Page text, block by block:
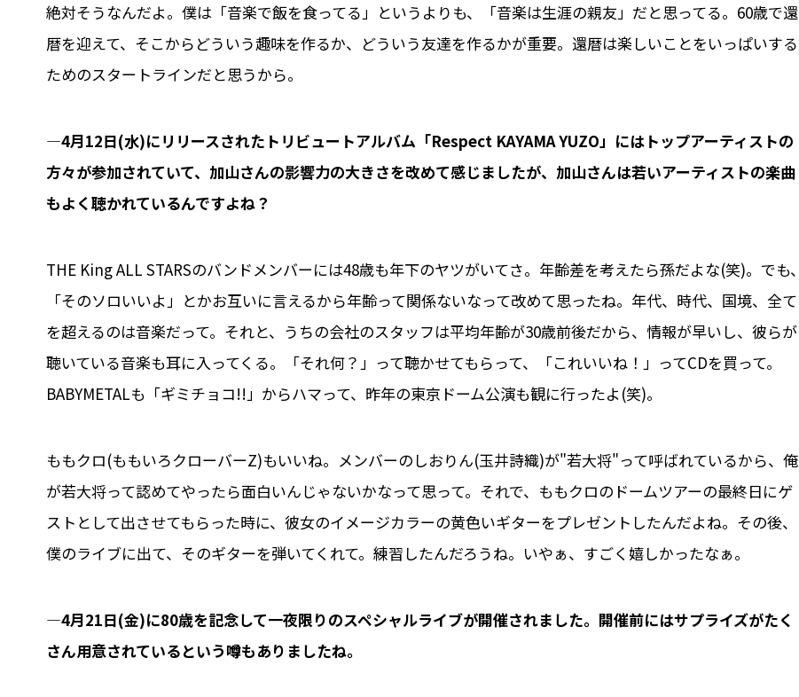
絶対そうなんだよ。僕は「音楽で飯を食ってる」というよりも、「音楽は生涯の親友」だと思ってる。60歳で還
暦を迎えて、そこからどういう趣味を作るか、どういう友達を作るかが重要。還暦は楽しいことをいっぱいする
ためのスタートラインだと思うから。
―4月12日(水)にリリースされたトリビュートアルバム「Respect KAYAMA YUZO」にはトップアーティストの
方々が参加されていて、加山さんの影響力の大きさを改めて感じましたが、加山さんは若いアーティストの楽曲
もよく聴かれているんですよね？
THE King ALL STARSのバンドメンバーには48歳も年下のヤツがいてさ。年齢差を考えたら孫だよな(笑)。でも、
「そのソロいいよ」とかお互いに言えるから年齢って関係ないなって改めて思ったね。年代、時代、国境、全て
を超えるのは音楽だって。それと、うちの会社のスタッフは平均年齢が30歳前後だから、情報が早いし、彼らが
聴いている音楽も耳に入ってくる。「それ何？」って聴かせてもらって、「これいいね！」ってCDを買って。
BABYMETALも「ギミチョコ!!」からハマって、昨年の東京ドーム公演も観に行ったよ(笑)。
ももクロ(ももいろクローバーZ)もいいね。メンバーのしおりん(玉井詩織)が"若大将"って呼ばれているから、俺
が若大将って認めてやったら面白いんじゃないかなって思って。それで、ももクロのドームツアーの最終日にゲ
ストとして出させてもらった時に、彼女のイメージカラーの黄色いギターをプレゼントしたんだよね。その後、
僕のライブに出て、そのギターを弾いてくれて。練習したんだろうね。いやぁ、すごく嬉しかったなぁ。
―4月21日(金)に80歳を記念して一夜限りのスペシャルライブが開催されました。開催前にはサプライズがたく
さん用意されているという噂もありましたね。